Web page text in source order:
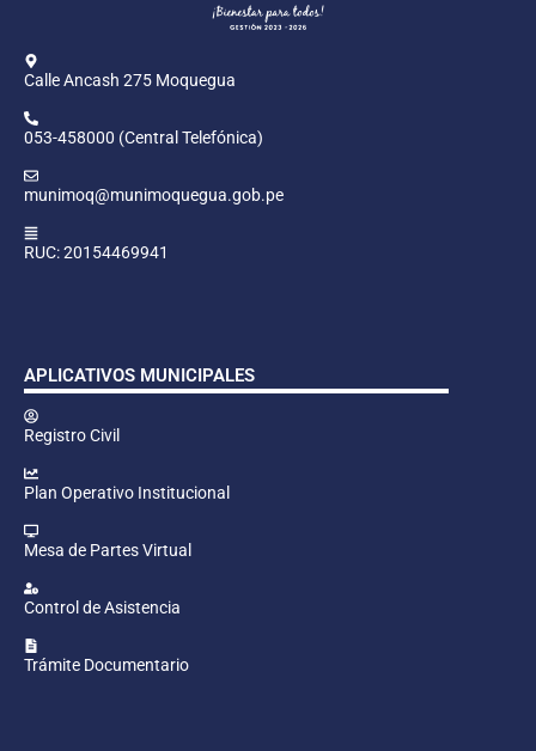
Calle Ancash 275 Moquegua
053-458000 (Central Telefónica)
munimoq@munimoquegua.gob.pe
RUC: 20154469941
APLICATIVOS MUNICIPALES
Registro Civil
Plan Operativo Institucional
Mesa de Partes Virtual
Control de Asistencia
Trámite Documentario